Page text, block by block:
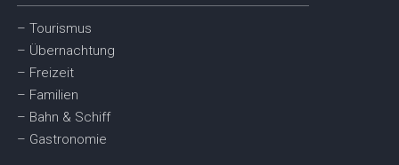
– Tourismus
– Übernachtung
– Freizeit
– Familien
– Bahn & Schiff
– Gastronomie